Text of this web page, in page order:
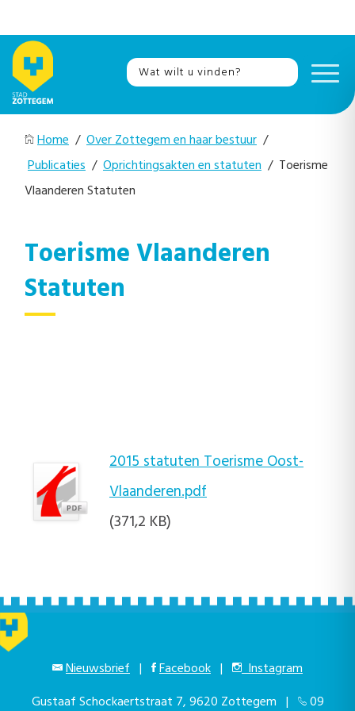
Home / Over Zottegem en haar bestuur /
Publicaties / Oprichtingsakten en statuten / Toerisme
Vlaanderen Statuten
Toerisme Vlaanderen
Statuten
2015 statuten Toerisme Oost-
Vlaanderen.pdf
(371,2 KB)
Nieuwsbrief | Facebook |
Instagram
Gustaaf Schockaertstraat 7, 9620 Zottegem |
09